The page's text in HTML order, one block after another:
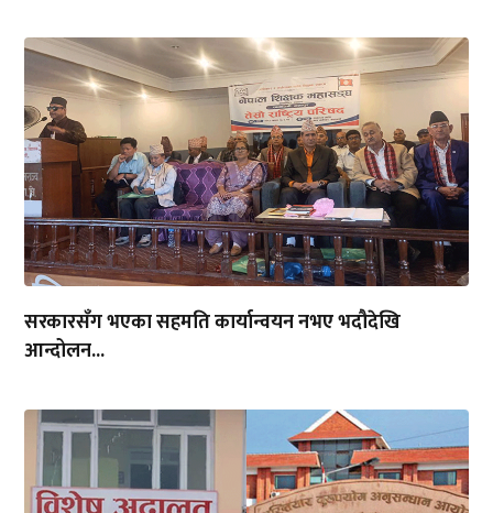
सरकारसँग भएका सहमति कार्यान्वयन नभए भदौदेखि
आन्दोलन...